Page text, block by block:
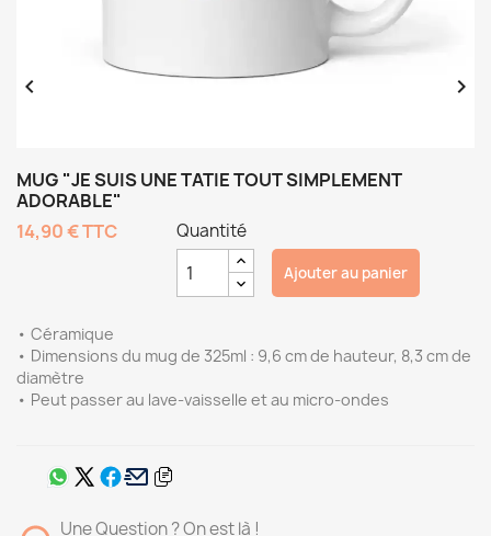
 
MUG "JE SUIS UNE TATIE TOUT SIMPLEMENT
ADORABLE"
14,90 €TTC
• Céramique
• Dimensions du mug de 325ml : 9,6 cm de hauteur, 8,3 cm de
diamètre
• Peut passer au lave-vaisselle et au micro-ondes
Quantité
Ajouter au panier
Une Question ? On est là !